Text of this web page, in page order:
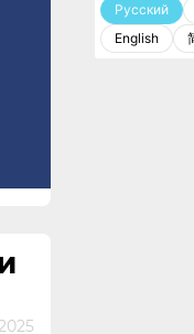
Русский
English